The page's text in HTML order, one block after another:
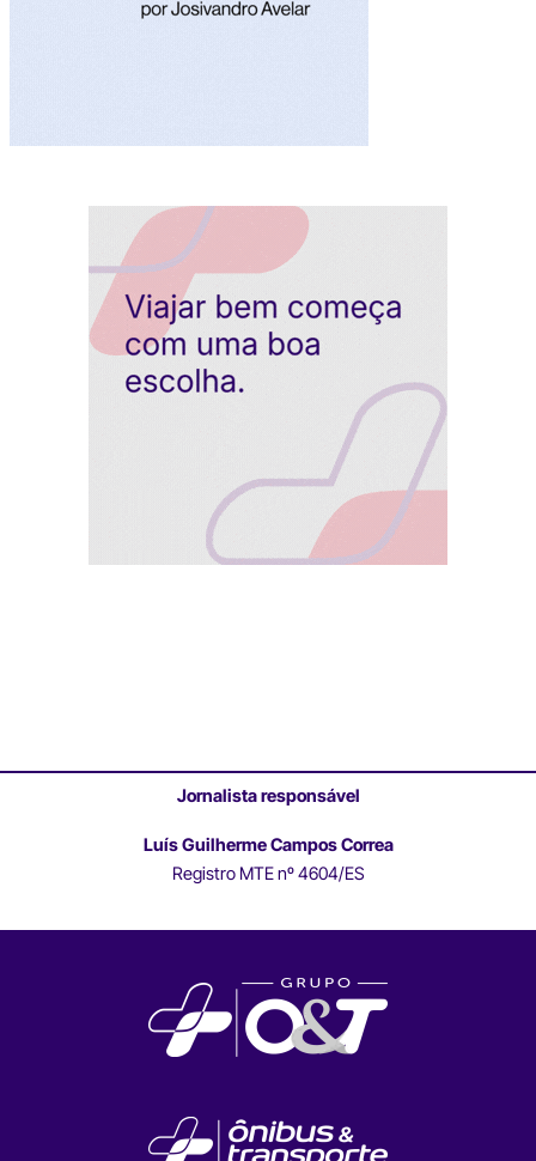
Jornalista responsável
Luís Guilherme Campos Correa
Registro MTE nº 4604/ES